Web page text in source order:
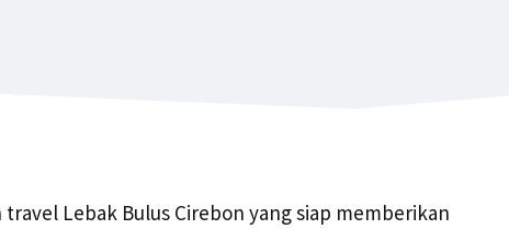
Lebak Bulus Cirebon yang siap memberikan